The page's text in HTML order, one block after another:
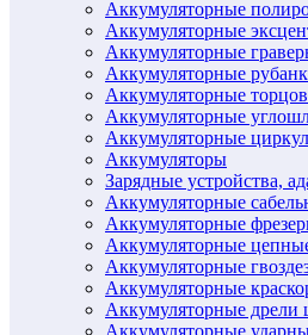
Аккумуляторные
Аккумуляторные
Аккумуляторные
Аккумуляторные
Аккумуляторные
Аккумуляторные
Аккумуляторные
Аккумуляторы
Зарядные устройства,
Аккумуляторные
Аккумуляторные
Аккумуляторные
Аккумуляторные
Аккумуляторные
Аккумуляторные дрели
Аккумуляторные